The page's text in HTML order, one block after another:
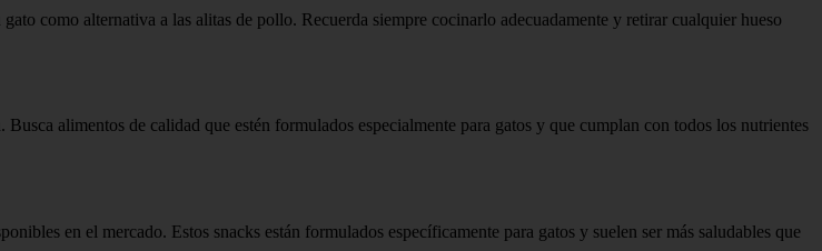
como alternativa a las alitas de pollo. Recuerda siempre cocinarlo adecuadamente y retirar cualquier hueso
alimentos de calidad que estén formulados especialmente para gatos y que cumplan con todos los nutrientes
en el mercado. Estos snacks están formulados específicamente para gatos y suelen ser más saludables que